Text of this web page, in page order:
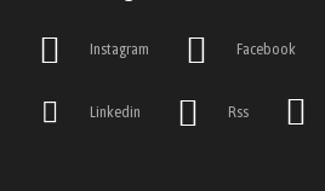
Instagram Facebook
Linkedin Rss